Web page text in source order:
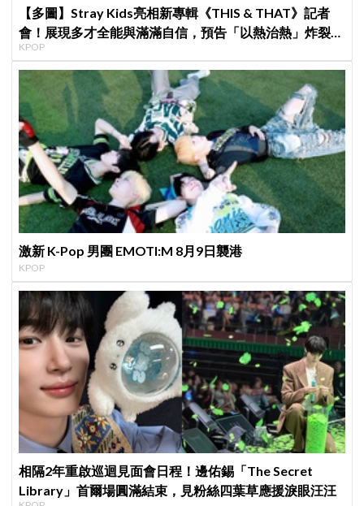
【多圖】Stray Kids亮相新專輯《THIS & THAT》記者
會！展現多才全能與滿滿自信，預告「以熱治熱」炸裂夏
日音樂圈
KPOP
激新 K-Pop 男團 EMOTI:M 8月9日襲港
KPOP
相隔2年重啟巡迴見面會日程！邊佑錫「The Secret
Library」首爾場圓滿結束，見粉絲四葉草應援淚眼汪汪